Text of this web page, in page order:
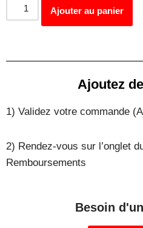
Ajouter au panier
Ajoutez
1) Validez votre commande
2) Rendez-vous sur l’onglet
Remboursements
Besoin